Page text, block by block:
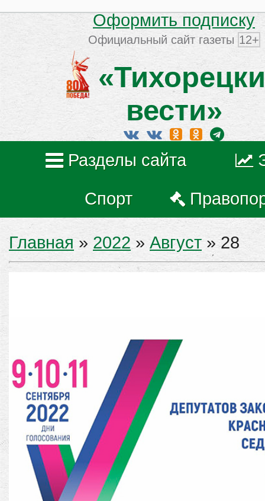
Оформить подписку
Официальный сайт газеты 12+
вести»
Разделы сайта
Спорт
Главная » 2022 » Август » 28